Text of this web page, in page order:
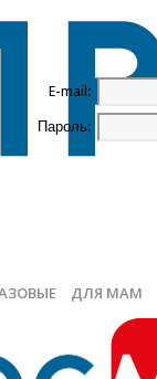
E-mail:
Пароль:
ДЛЯ МАМ